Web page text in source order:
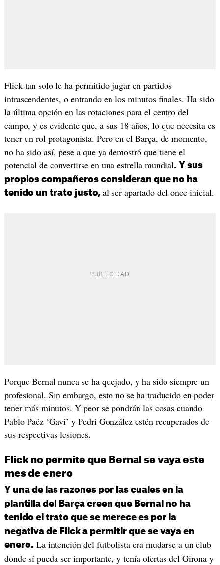
Flick tan solo le ha permitido jugar en partidos
intrascendentes, o entrando en los minutos finales. Ha sido
la última opción en las rotaciones para el centro del
campo, y es evidente que, a sus 18 años, lo que necesita es
tener un rol protagonista. Pero en el Barça, de momento,
no ha sido así, pese a que ya demostró que tiene el
potencial de convertirse en una estrella mundial. Y sus
propios compañeros consideran que no ha
tenido un trato justo, al ser apartado del once inicial.
Porque Bernal nunca se ha quejado, y ha sido siempre un
profesional. Sin embargo, esto no se ha traducido en poder
tener más minutos. Y peor se pondrán las cosas cuando
Pablo Paéz ‘Gavi’ y Pedri González estén recuperados de
sus respectivas lesiones.
Flick no permite que Bernal se vaya este
mes de enero
Y una de las razones por las cuales en la
plantilla del Barça creen que Bernal no ha
tenido el trato que se merece es por la
negativa de Flick a permitir que se vaya en
enero. La intención del futbolista era mudarse a un club
donde sí pueda ser importante, y tenía ofertas del Girona y